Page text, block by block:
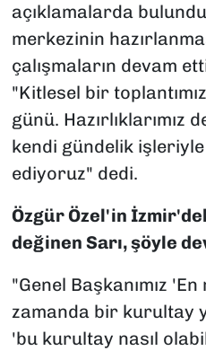
açıklamalarda
merkezinin
çalışmaların devam
"Kitlesel bir
günü. Hazırlıklarımız
kendi gündelik
ediyoruz" dedi.
Özgür Özel'in
değinen Sarı, şöyle
"Genel Başkanımız
zamanda bir kurultay
'bu kurultay nasıl